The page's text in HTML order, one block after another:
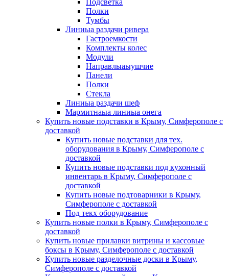
Подсветка
Полки
Тумбы
Линиыа раздачи ривера
Гастроемкости
Комплекты колес
Модули
Направлыаыушчие
Панели
Полки
Стекла
Линиыа раздачи шеф
Мармитнаыа линиыа онега
Купить новые подставки в Крыму, Симферополе с
доставкой
Купить новые подставки для тех.
оборудования в Крыму, Симферополе с
доставкой
Купить новые подставки под кухонный
инвентарь в Крыму, Симферополе с
доставкой
Купить новые подтоварники в Крыму,
Симферополе с доставкой
Под текх оборудование
Купить новые полки в Крыму, Симферополе с
доставкой
Купить новые прилавки витрины и кассовые
боксы в Крыму, Симферополе с доставкой
Купить новые разделочные доски в Крыму,
Симферополе с доставкой